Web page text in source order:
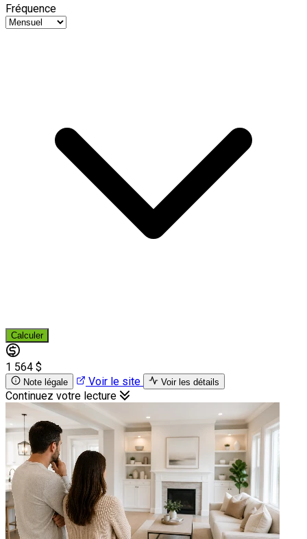
Fréquence
Calculer
1 564 $
Note légale Voir le site Voir les détails
Continuez votre lecture